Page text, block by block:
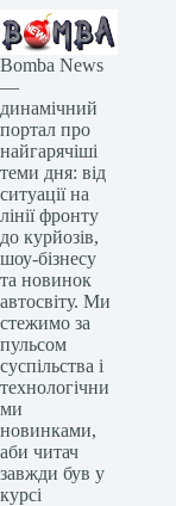
Bomba News
—
динамічний
портал про
найгарячіші
теми дня: від
ситуації на
лінії фронту
до курйозів,
шоу-бізнесу
та новинок
автосвіту. Ми
стежимо за
пульсом
суспільства і
технологічни
ми
новинками,
аби читач
завжди був у
курсі